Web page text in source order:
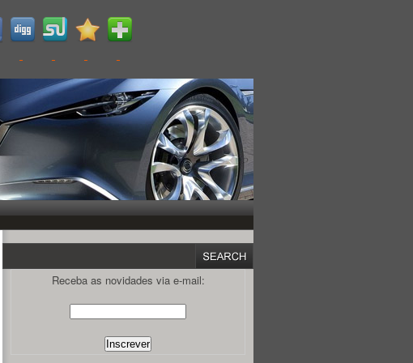
Receba as novidades via e-mail: